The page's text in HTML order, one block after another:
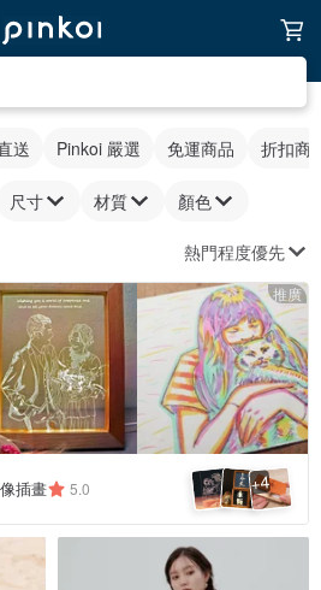
送 Pinkoi 嚴選 免運商品 折扣商
尺寸 材質 顏色
熱門程度優先
推廣
插畫 5.0 +4